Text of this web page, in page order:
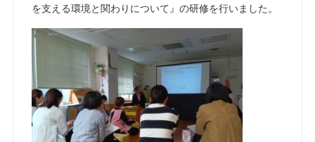
を支える環境と関わりについて』の研修を行いました。